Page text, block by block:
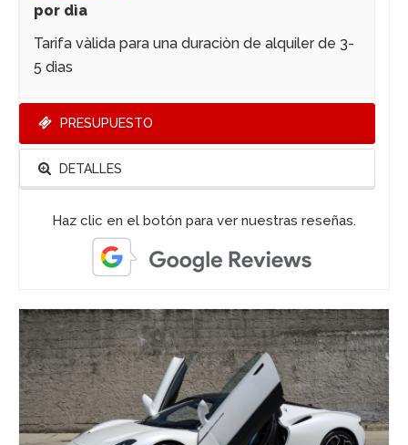
por dìa
Tarifa vàlida para una duraciòn de alquiler de 3-
5 dìas
PRESUPUESTO
DETALLES
Haz clic en el botón para ver nuestras reseñas.